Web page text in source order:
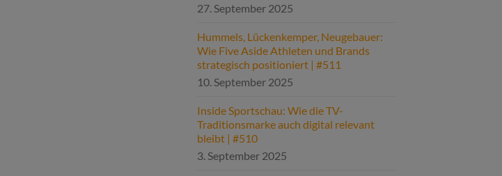
27. September 2025
Hummels, Lückenkemper, Neugebauer:
Wie Five Aside Athleten und Brands
strategisch positioniert | #511
10. September 2025
Inside Sportschau: Wie die TV-
Traditionsmarke auch digital relevant
bleibt | #510
3. September 2025